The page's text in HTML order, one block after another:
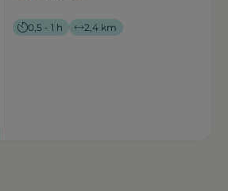
0,5 - 1 h 2,4 km